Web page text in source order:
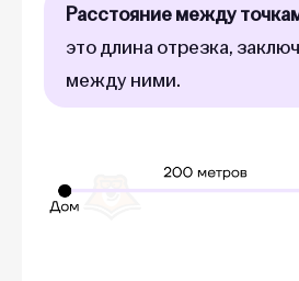
Расстояние между
это длина отрезка,
между ними.